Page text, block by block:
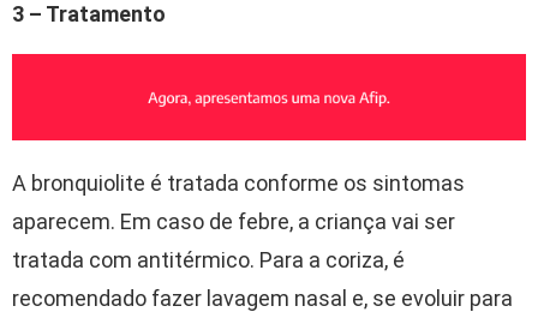
3 – Tratamento
A bronquiolite é tratada conforme os sintomas
aparecem. Em caso de febre, a criança vai ser
tratada com antitérmico. Para a coriza, é
recomendado fazer lavagem nasal e, se evoluir para